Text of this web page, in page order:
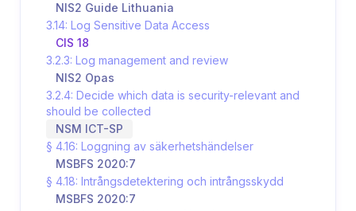
NIS2 Guide Lithuania
3.14: Log Sensitive Data Access
CIS 18
3.2.3: Log management and review
NIS2 Opas
3.2.4: Decide which data is security-relevant and
should be collected
NSM ICT-SP
§ 4.16: Loggning av säkerhetshändelser
MSBFS 2020:7
§ 4.18: Intrångsdetektering och intrångsskydd
MSBFS 2020:7